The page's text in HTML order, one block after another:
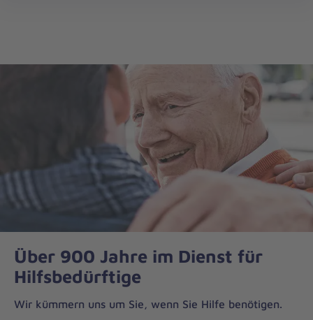
Über 900 Jahre im Dienst für
Hilfsbedürftige
Wir kümmern uns um Sie, wenn Sie Hilfe benötigen.